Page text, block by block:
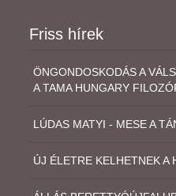
Friss hírek
ÖNGONDOSKODÁS A
A TAMA HUNGARY
LÚDAS MATYI - MESE A
ÚJ ÉLETRE KELHETNEK A